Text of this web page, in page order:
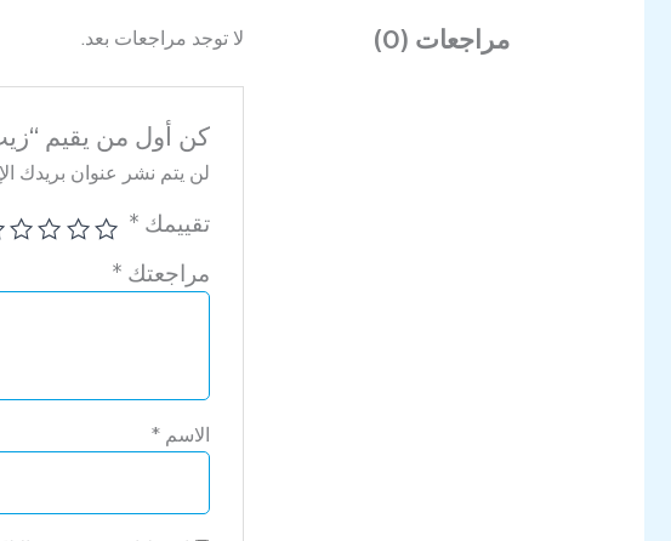
مراجعات (0) لا توجد مراجعات بعد.
كن أول من يقيم “زيت
لن يتم نشر عنوان بريدك
تقييمك *
مراجعتك *
الاسم *